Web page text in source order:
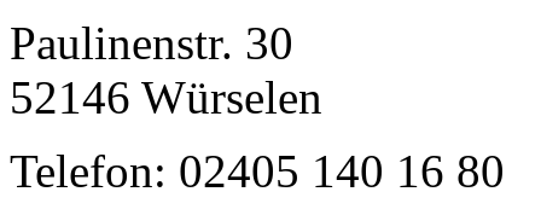
Paulinenstr. 30
52146 Würselen
Telefon: 02405 140 16 80